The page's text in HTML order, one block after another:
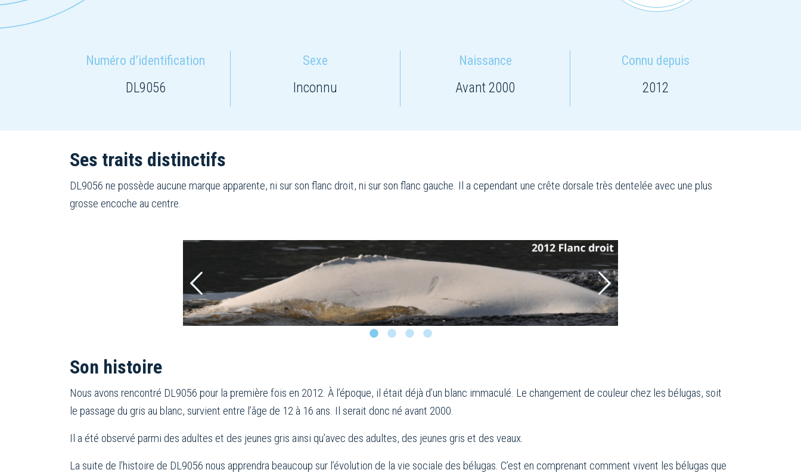
Numéro d’identification
DL9056
Sexe
Inconnu
Naissance
Avant 2000
Connu depuis
2012
Ses traits distinctifs
DL9056 ne possède aucune marque apparente, ni sur son flanc droit, ni sur son flanc gauche. Il a cependant une crête dorsale très dentelée avec une plus
grosse encoche au centre.
Son histoire
Nous avons rencontré DL9056 pour la première fois en 2012. À l’époque, il était déjà d’un blanc immaculé. Le changement de couleur chez les bélugas, soit
le passage du gris au blanc, survient entre l’âge de 12 à 16 ans. Il serait donc né avant 2000.
Il a été observé parmi des adultes et des jeunes gris ainsi qu’avec des adultes, des jeunes gris et des veaux.
La suite de l’histoire de DL9056 nous apprendra beaucoup sur l’évolution de la vie sociale des bélugas. C’est en comprenant comment vivent les bélugas que